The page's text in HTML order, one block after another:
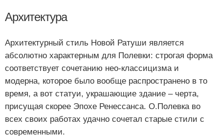
Архитектура
Архитектурный стиль Новой Ратуши является
абсолютно характерным для Полевки: строгая форма
соответствует сочетанию нео-классицизма и
модерна, которое было вообще распространено в то
время, а вот статуи, украшающие здание – черта,
присущая скорее Эпохе Ренессанса. О.Полевка во
всех своих работах удачно сочетал старые стили с
современными.